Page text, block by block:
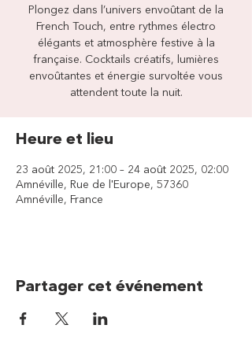
Plongez dans l’univers envoûtant de la
French Touch, entre rythmes électro
élégants et atmosphère festive à la
française. Cocktails créatifs, lumières
envoûtantes et énergie survoltée vous
attendent toute la nuit.
Heure et lieu
23 août 2025, 21:00 – 24 août 2025, 02:00
Amnéville, Rue de l'Europe, 57360
Amnéville, France
Partager cet événement